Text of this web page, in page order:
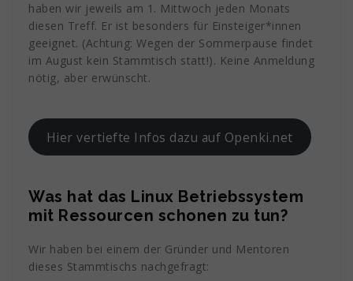
haben wir jeweils am 1. Mittwoch jeden Monats
diesen Treff. Er ist besonders für Einsteiger*innen
geeignet. (Achtung: Wegen der Sommerpause findet
im August kein Stammtisch statt!). Keine Anmeldung
nötig, aber erwünscht.
Hier vertiefte Infos dazu auf Openki.net
Was hat das Linux Betriebssystem
mit Ressourcen schonen zu tun?
Wir haben bei einem der Gründer und Mentoren
dieses Stammtischs nachgefragt: